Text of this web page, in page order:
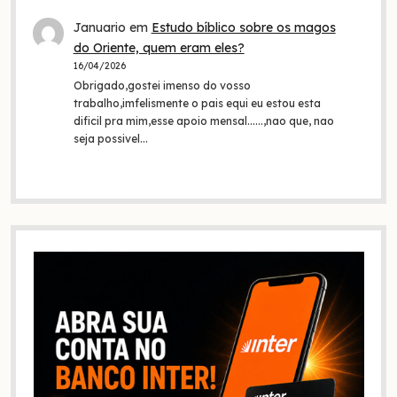
Januario em Estudo bíblico sobre os magos
do Oriente, quem eram eles?
16/04/2026
Obrigado,gostei imenso do vosso
trabalho,imfelismente o pais equi eu estou esta
dificil pra mim,esse apoio mensal......,nao que, nao
seja possivel…